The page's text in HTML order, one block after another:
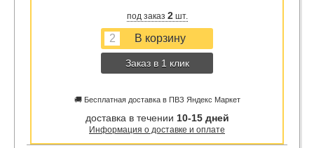
под заказ 2шт.
Заказ в 1 клик
🚚 Бесплатная доставка в ПВЗ Яндекс Маркет
доставка в течении 10-15 дней
Информация о доставке и оплате